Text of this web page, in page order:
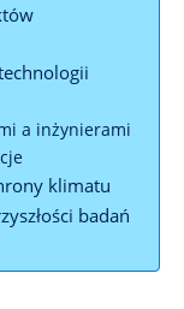
a ‌inżynierami
klimatu
badań